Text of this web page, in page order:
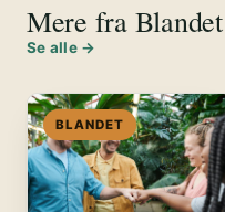
Mere fra Blandet
Se alle →
BLANDET